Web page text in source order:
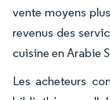
vente moyens
revenus des
cuisine en Arabie
Les acheteurs